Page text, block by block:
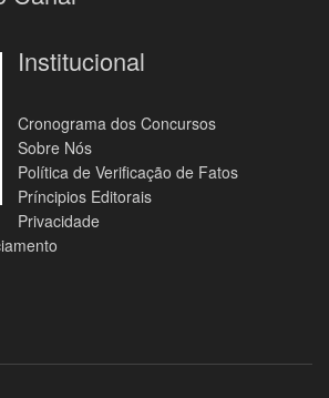
Institucional
Cronograma dos Concursos
Sobre Nós
Política de Verificação de Fatos
Príncipios Editorais
Privacidade